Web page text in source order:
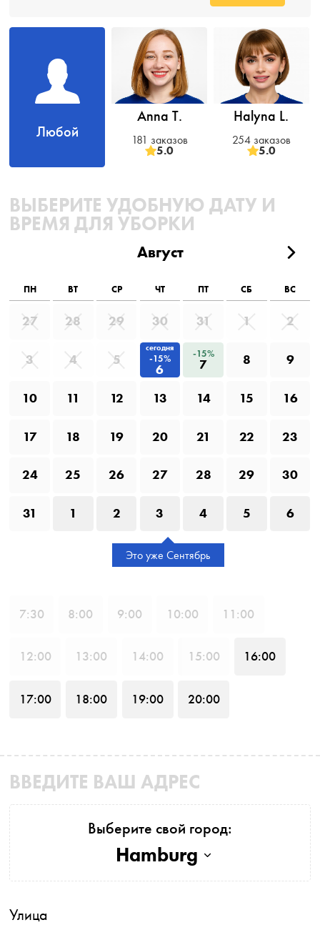
Любой
Anna T.
181 заказов
5.0
Halyna L.
254 заказов
5.0
ВЫБЕРИТЕ УДОБНУЮ ДАТУ И
ВРЕМЯ ДЛЯ УБОРКИ
Август
ПН ВТ СР ЧТ ПТ СБ ВС
27 28 29 30 31 1 2
3 4 5
сегодня
-15%
6
-15%
7 8 9
10 11 12 13 14 15 16
17 18 19 20 21 22 23
24 25 26 27 28 29 30
31 1 2 3 4 5 6
Это уже Сентябрь
7:30 8:00 9:00 10:00 11 :00
12:00 13:00 14:00 15:00 16:00
17:00 18:00 19:00 20:00
ВВЕДИТЕ ВАШ АДРЕС
Выберите свой город:
Hamburg
Улица